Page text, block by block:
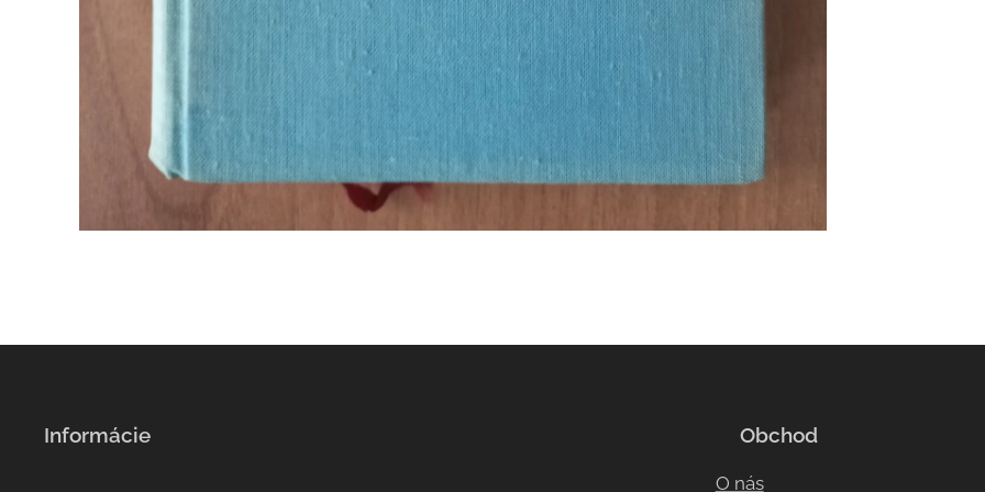
Informácie Obchod
O nás